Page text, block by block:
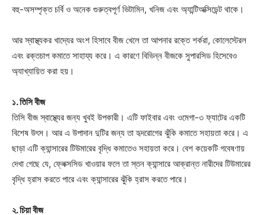
বহু-অসম্পৃক্ত চর্বি ও অনেক গুরুত্বপূর্ণ ভিটামিন, খনিজ এবং অ্যান্টিঅক্সিডেন্ট থাকে।
আর স্বাস্থ্যকর খাদ্যের অংশ হিসাবে বীজ খেলে তা আপনার রক্তে শর্করা, কোলেস্টেরল
এবং রক্তচাপ কমাতে সাহায্য করে। এ কারণে বিভিন্ন বীজকে সুপারসিড হিসেবেও
অ্যাখ্যায়িত করা হয়।
১. তিসি বীজ
তিসি বীজ স্বাস্থ্যের জন্য খুবই উপকারী। এটি ফাইবার এবং ওমেগা-৩ ফ্যাটের একটি
বিশেষ উৎস। আর এ উপাদান দুটির জন্য তা হৃদরোগের ঝুঁকি কমাতে সহায়তা করে। এ
ছাড়া এটি ক্যান্সারের টিউমারের বৃদ্ধি কমাতেও সহায়তা করে। বেশ কয়েকটি গবেষণায়
দেখা গেছে যে, ফ্লেক্সসিড খাওয়ার ফলে তা স্তন ক্যান্সারে আক্রান্ত নারীদের টিউমারের
বৃদ্ধি হ্রাস করতে পারে এবং ক্যান্সারের ঝুঁকি হ্রাস করতে পারে।
২. চিয়া বীজ